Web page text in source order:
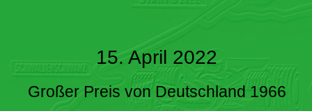
15. April 2022
Großer Preis von Deutschland 1966